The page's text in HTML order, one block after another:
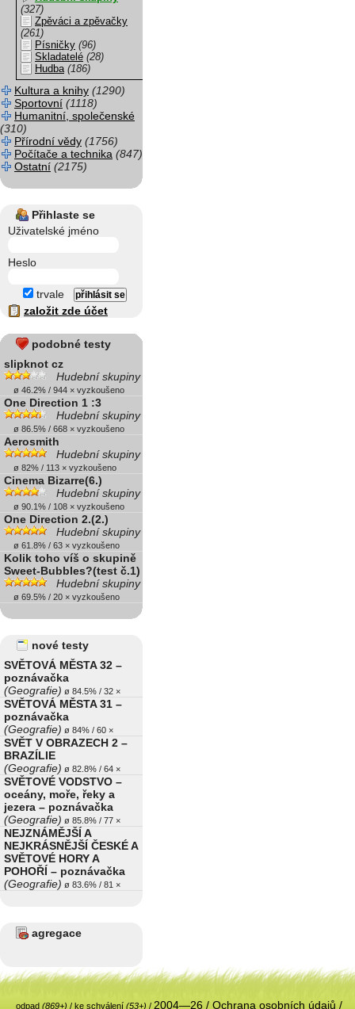
(327)
Zpěváci a zpěvačky
(261)
Písničky (96)
Skladatelé (28)
Hudba (186)
Kultura a knihy (1290)
Sportovní (1118)
Humanitní, společenské
(310)
Přírodní vědy (1756)
Počítače a technika (847)
Ostatní (2175)
Přihlaste se
Uživatelské jméno
Heslo
trvale
založit zde účet
podobné testy
slipknot cz
Hudební skupiny
ø 46.2% / 944 × vyzkoušeno
One Direction 1 :3
Hudební skupiny
ø 86.5% / 668 × vyzkoušeno
Aerosmith
Hudební skupiny
ø 82% / 113 × vyzkoušeno
Cinema Bizarre(6.)
Hudební skupiny
ø 90.1% / 108 × vyzkoušeno
One Direction 2.(2.)
Hudební skupiny
ø 61.8% / 63 × vyzkoušeno
Kolik toho víš o skupině
Sweet-Bubbles?(test č.1)
Hudební skupiny
ø 69.5% / 20 × vyzkoušeno
nové testy
SVĚTOVÁ MĚSTA 32 –
poznávačka
(Geografie) ø 84.5% / 32 ×
SVĚTOVÁ MĚSTA 31 –
poznávačka
(Geografie) ø 84% / 60 ×
SVĚT V OBRAZECH 2 –
BRAZÍLIE
(Geografie) ø 82.8% / 64 ×
SVĚTOVÉ VODSTVO –
oceány, moře, řeky a
jezera – poznávačka
(Geografie) ø 85.8% / 77 ×
NEJZNÁMĚJŠÍ A
NEJKRÁSNĚJŠÍ ČESKÉ A
SVĚTOVÉ HORY A
POHOŘÍ – poznávačka
(Geografie) ø 83.6% / 81 ×
agregace
odpad (869+) / ke schválení (53+) / 2004—26 / Ochrana osobních údajů /